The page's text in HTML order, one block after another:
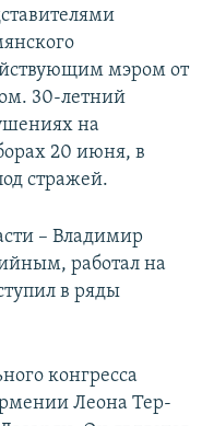
мэром от
30-летний
на
20 июня, в
стражей.
– Владимир
работал на
в ряды
конгресса
Леона Тер-